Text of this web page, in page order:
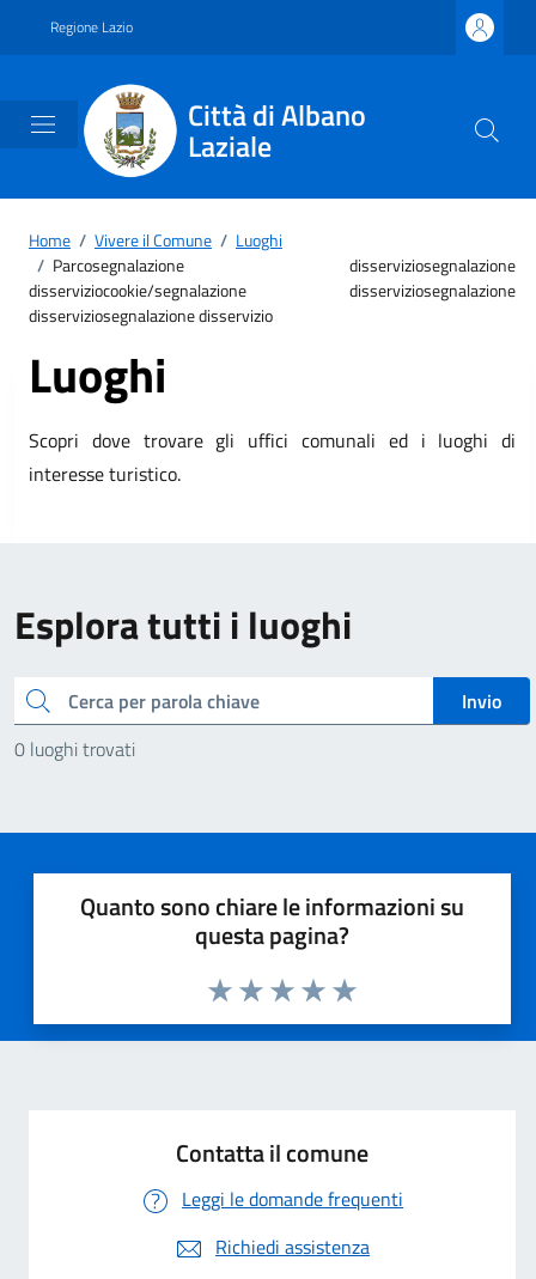
Regione Lazio
Città di Albano
Laziale
Home / Vivere il Comune / Luoghi
/ Parcosegnalazione disserviziosegnalazione
disserviziocookie/segnalazione disserviziosegnalazione
disserviziosegnalazione disservizio
Luoghi
Scopri dove trovare gli uffici comunali ed i luoghi di
interesse turistico.
Esplora tutti i luoghi
Cerca
Invio
0 luoghi trovati
Quanto sono chiare le informazioni su
questa pagina?
Valuta 5 stelle su 5
Valuta 4 stelle su 5
Valuta 3 stelle su 5
Valuta 2 stelle su 5
Valuta 1 stelle su 5
Contatta il comune
Leggi le domande frequenti
Richiedi assistenza